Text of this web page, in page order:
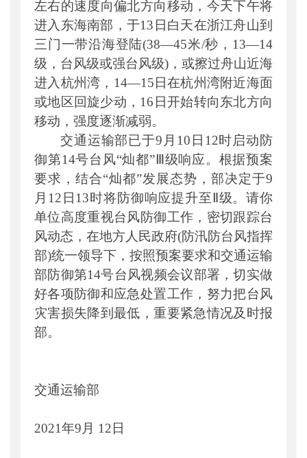
左右的速度向偏北方向移动 ， 今天下午将
进入东海南部 ，于13日白天在浙江舟山到
三门一带沿海登陆(38—45米/秒 ， 13—14
级 ， 台风级或强台风级)， 或擦过舟山近海
进入杭州湾 ， 14—15日在杭州湾附近海面
或地区回旋少动 ， 16日开始转向东北方向
移动 ， 强度逐渐减弱。
交通运输部已于9月10日12时启动防
御第14号台风“灿都”Ⅲ级响应。根据预案
要求 ， 结合“灿都”发展态势 ， 部决定于9
月12日13时将防御响应提升至Ⅱ级。请你
单位高度重视台风防御工作 ， 密切跟踪台
风动态 ， 在地方人民政府(防汛防台风指挥
部)统一领导下 ， 按照预案要求和交通运输
部防御第14号台风视频会议部署 ，切实做
好各项防御和应急处置工作 ， 努力把台风
灾害损失降到最低 ，重要紧急情况及时报
部。
交通运输部
2021年9月 12日